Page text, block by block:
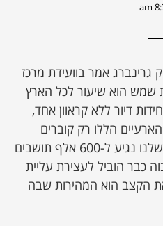
אמר בוועידת מרכז
שמש הוא שיעור לכל הארץ
שכונה של 4,500 יחידות דיור ללא קראוון אחד,
הללו רק קוברים
שטחים יקרים. לפי התוכניות שלנו נגיע ל-600 אלף תושבים
כבר הוביל לעצירת עליית
הקצב הוא המהירות שבה